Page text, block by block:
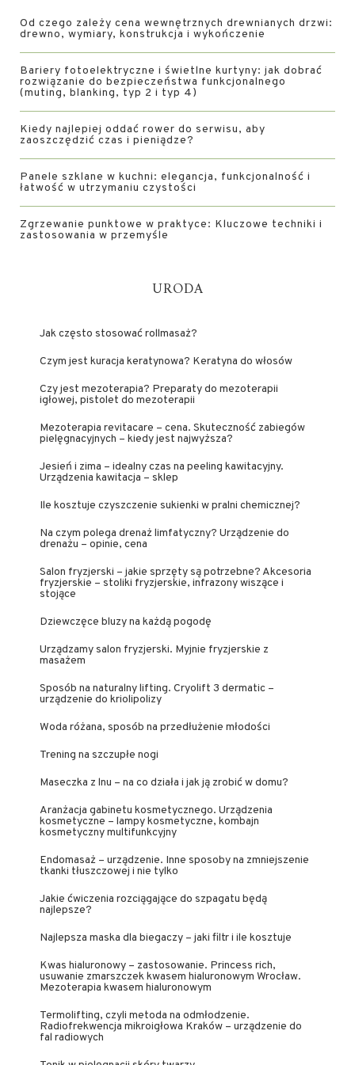
Od czego zależy cena wewnętrznych drewnianych drzwi:
drewno, wymiary, konstrukcja i wykończenie
Bariery fotoelektryczne i świetlne kurtyny: jak dobrać
rozwiązanie do bezpieczeństwa funkcjonalnego
(muting, blanking, typ 2 i typ 4)
Kiedy najlepiej oddać rower do serwisu, aby
zaoszczędzić czas i pieniądze?
Panele szklane w kuchni: elegancja, funkcjonalność i
łatwość w utrzymaniu czystości
Zgrzewanie punktowe w praktyce: Kluczowe techniki i
zastosowania w przemyśle
URODA
Jak często stosować rollmasaż?
Czym jest kuracja keratynowa? Keratyna do włosów
Czy jest mezoterapia? Preparaty do mezoterapii
igłowej, pistolet do mezoterapii
Mezoterapia revitacare – cena. Skuteczność zabiegów
pielęgnacyjnych – kiedy jest najwyższa?
Jesień i zima – idealny czas na peeling kawitacyjny.
Urządzenia kawitacja – sklep
Ile kosztuje czyszczenie sukienki w pralni chemicznej?
Na czym polega drenaż limfatyczny? Urządzenie do
drenażu – opinie, cena
Salon fryzjerski – jakie sprzęty są potrzebne? Akcesoria
fryzjerskie – stoliki fryzjerskie, infrazony wiszące i
stojące
Dziewczęce bluzy na każdą pogodę
Urządzamy salon fryzjerski. Myjnie fryzjerskie z
masażem
Sposób na naturalny lifting. Cryolift 3 dermatic –
urządzenie do kriolipolizy
Woda różana, sposób na przedłużenie młodości
Trening na szczupłe nogi
Maseczka z lnu – na co działa i jak ją zrobić w domu?
Aranżacja gabinetu kosmetycznego. Urządzenia
kosmetyczne – lampy kosmetyczne, kombajn
kosmetyczny multifunkcyjny
Endomasaż – urządzenie. Inne sposoby na zmniejszenie
tkanki tłuszczowej i nie tylko
Jakie ćwiczenia rozciągające do szpagatu będą
najlepsze?
Najlepsza maska dla biegaczy – jaki filtr i ile kosztuje
Kwas hialuronowy – zastosowanie. Princess rich,
usuwanie zmarszczek kwasem hialuronowym Wrocław.
Mezoterapia kwasem hialuronowym
Termolifting, czyli metoda na odmłodzenie.
Radiofrekwencja mikroigłowa Kraków – urządzenie do
fal radiowych